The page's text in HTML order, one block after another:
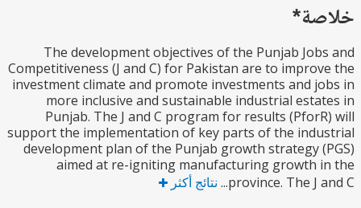
The development objectives of the Punjab
Competitiveness (J and C) for Pakistan are to
investment climate and promote investments and
more inclusive and sustainable industrial
Punjab. The J and C program for results
support the implementation of key parts of the
development plan of the Punjab growth strategy
aimed at re-igniting manufacturing growth
province. The J
نتائج أكثر